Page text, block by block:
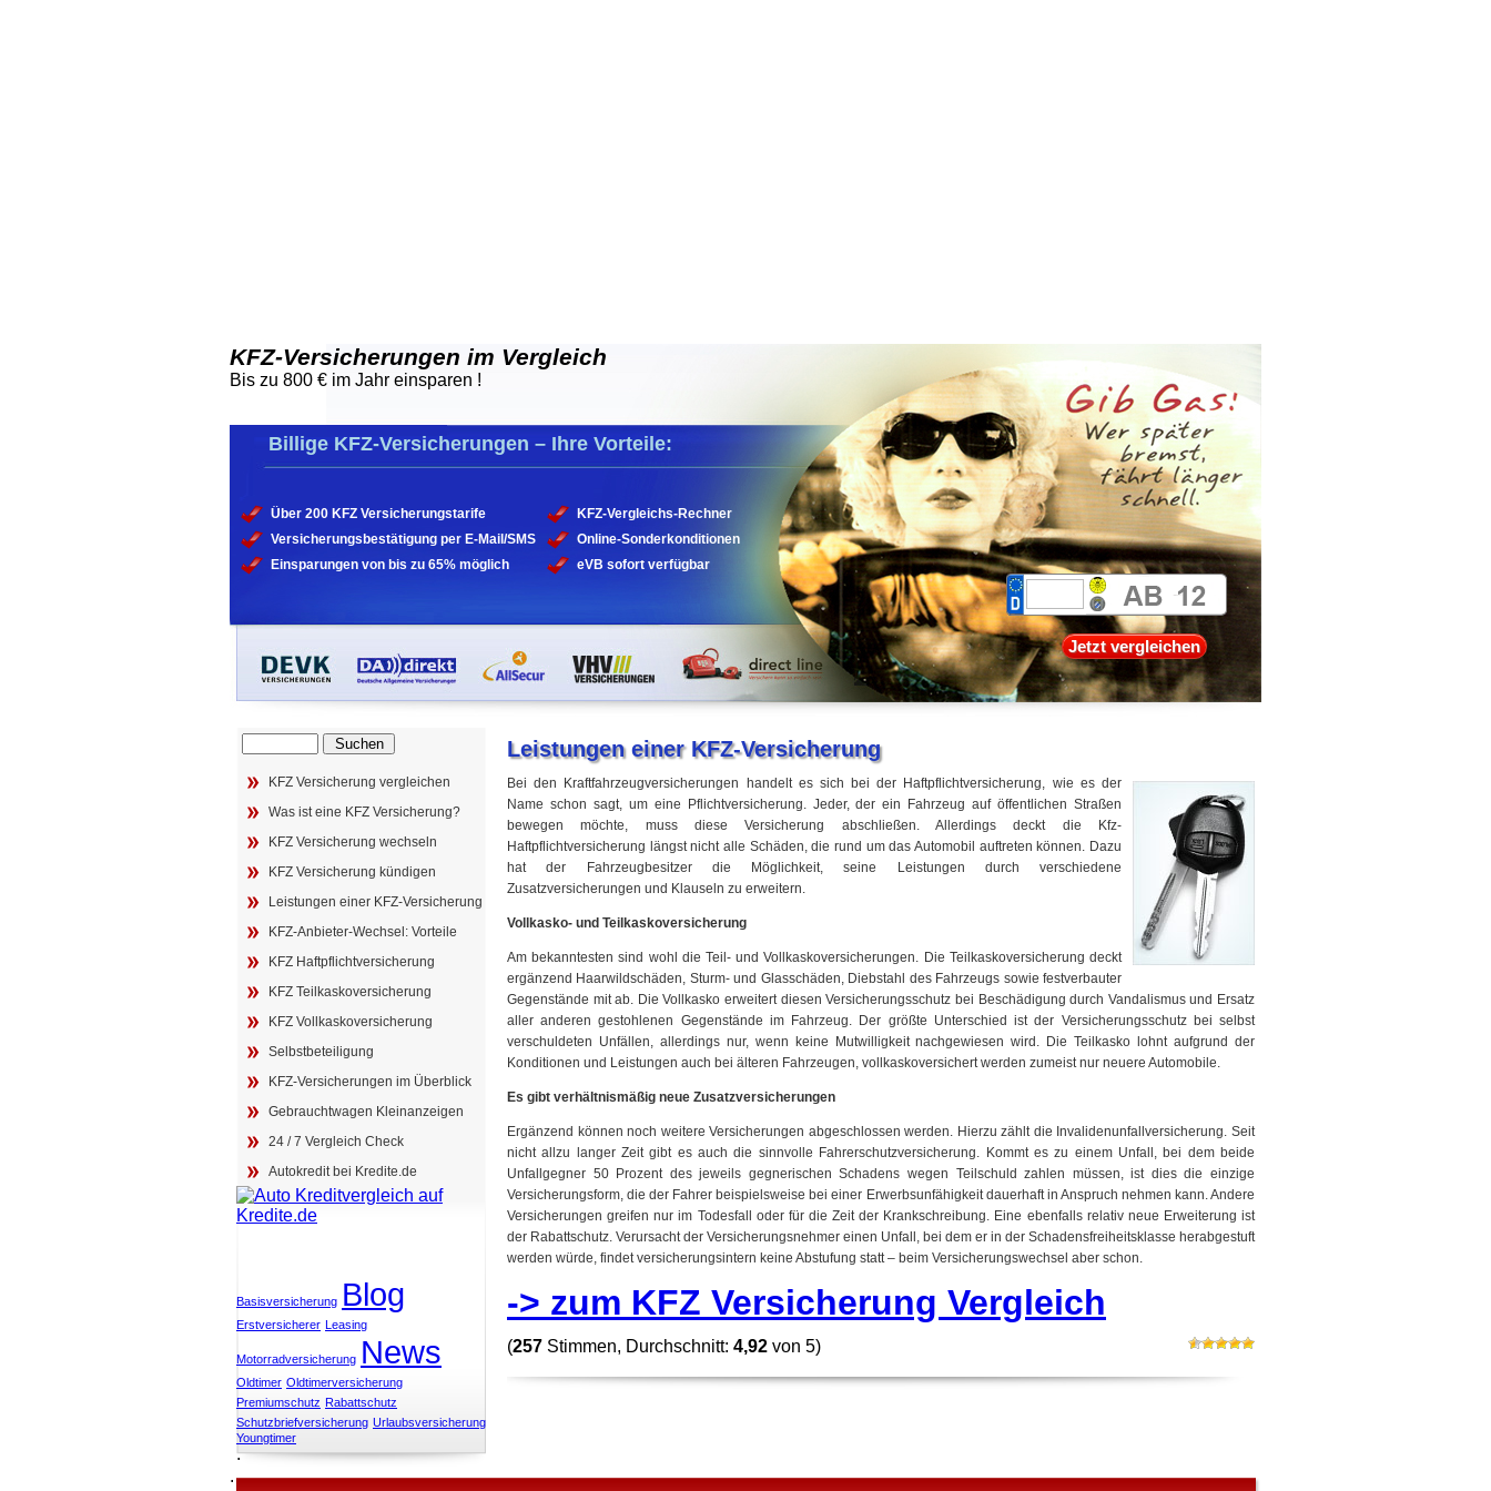
KFZ-Versicherungen im Vergleich
Bis zu 800 € im Jahr einsparen !
Billige KFZ-Versicherungen – Ihre Vorteile:
Über 200 KFZ Versicherungstarife
Versicherungsbestätigung per E-Mail/SMS
Einsparungen von bis zu 65% möglich
KFZ-Vergleichs-Rechner
Online-Sonderkonditionen
eVB sofort verfügbar
Jetzt vergleichen
Suche
nach:
KFZ Versicherung vergleichen
Was ist eine KFZ Versicherung?
KFZ Versicherung wechseln
KFZ Versicherung kündigen
Leistungen einer KFZ-Versicherung
KFZ-Anbieter-Wechsel: Vorteile
KFZ Haftpflichtversicherung
KFZ Teilkaskoversicherung
KFZ Vollkaskoversicherung
Selbstbeteiligung
KFZ-Versicherungen im Überblick
Gebrauchtwagen Kleinanzeigen
24 / 7 Vergleich Check
Autokredit bei Kredite.de
Basisversicherung Blog
Erstversicherer Leasing
Motorradversicherung News
Oldtimer Oldtimerversicherung
Premiumschutz Rabattschutz
Schutzbriefversicherung Urlaubsversicherung
Youngtimer
Leistungen einer KFZ-Versicherung
Bei den Kraftfahrzeugversicherungen handelt es sich bei der Haftpflichtversicherung, wie es der
Name schon sagt, um eine Pflichtversicherung. Jeder, der ein Fahrzeug auf öffentlichen Straßen
bewegen möchte, muss diese Versicherung abschließen. Allerdings deckt die Kfz-
Haftpflichtversicherung längst nicht alle Schäden, die rund um das Automobil auftreten können. Dazu
hat der Fahrzeugbesitzer die Möglichkeit, seine Leistungen durch verschiedene
Zusatzversicherungen und Klauseln zu erweitern.
Vollkasko- und Teilkaskoversicherung
Am bekanntesten sind wohl die Teil- und Vollkaskoversicherungen. Die Teilkaskoversicherung deckt
ergänzend Haarwildschäden, Sturm- und Glasschäden, Diebstahl des Fahrzeugs sowie festverbauter
Gegenstände mit ab. Die Vollkasko erweitert diesen Versicherungsschutz bei Beschädigung durch Vandalismus und Ersatz
aller anderen gestohlenen Gegenstände im Fahrzeug. Der größte Unterschied ist der Versicherungsschutz bei selbst
verschuldeten Unfällen, allerdings nur, wenn keine Mutwilligkeit nachgewiesen wird. Die Teilkasko lohnt aufgrund der
Konditionen und Leistungen auch bei älteren Fahrzeugen, vollkaskoversichert werden zumeist nur neuere Automobile.
Es gibt verhältnismäßig neue Zusatzversicherungen
Ergänzend können noch weitere Versicherungen abgeschlossen werden. Hierzu zählt die Invalidenunfallversicherung. Seit
nicht allzu langer Zeit gibt es auch die sinnvolle Fahrerschutzversicherung. Kommt es zu einem Unfall, bei dem beide
Unfallgegner 50 Prozent des jeweils gegnerischen Schadens wegen Teilschuld zahlen müssen, ist dies die einzige
Versicherungsform, die der Fahrer beispielsweise bei einer Erwerbsunfähigkeit dauerhaft in Anspruch nehmen kann. Andere
Versicherungen greifen nur im Todesfall oder für die Zeit der Krankschreibung. Eine ebenfalls relativ neue Erweiterung ist
der Rabattschutz. Verursacht der Versicherungsnehmer einen Unfall, bei dem er in der Schadensfreiheitsklasse herabgestuft
werden würde, findet versicherungsintern keine Abstufung statt – beim Versicherungswechsel aber schon.
-> zum KFZ Versicherung Vergleich
(257 Stimmen, Durchschnitt: 4,92 von 5)